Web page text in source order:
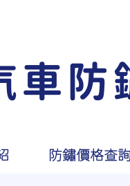
車防
防鏽價格查